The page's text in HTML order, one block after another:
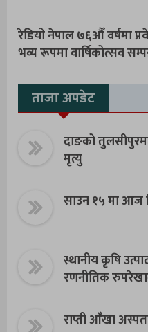
रेडियो नेपाल ७६औँ वर्षमा
भव्य रूपमा वार्षिकोत्सव
ताजा अपडेट
दाङको
मृत्यु
साउन १५ मा आज
स्थानीय कृषि
रणनीतिक
राप्ती आँखा